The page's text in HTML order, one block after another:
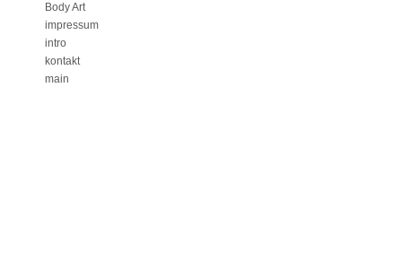
Body Art
impressum
intro
kontakt
main